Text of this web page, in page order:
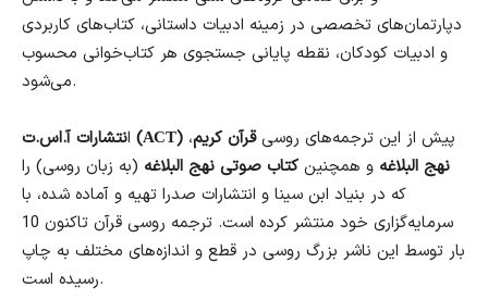
دپارتمان‌های تخصصی در زمینه ادبیات داستانی، کتاب‌های کاربردی
و ادبیات کودکان، نقطه‌ پایانی جستجوی هر کتاب‌خوانی محسوب
می‌شود.
ا نتشارات آ.اس.ت (АСТ) پیش از این ترجمه‌های روسیقرآن کریم،
نهج البلاغه و همچنین کتاب صوتی نهج البلاغه (به زبان روسی) را
که در بنیاد ابن سینا و انتشارات صدرا تهیه و آماده شده، با
سرمایه‌گزاری خود منتشر کرده است. ترجمه روسی قرآن تاکنون 10
بار توسط این ناشر بزرگ روسی در قطع و اندازه‌های مختلف به چاپ
رسیده است.